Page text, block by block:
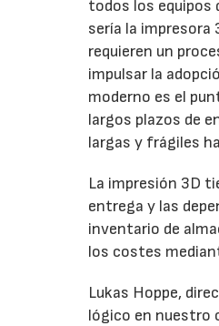
todos los equipos
sería la impresora
requieren un
impulsar la
moderno es el
largos plazos de
largas y frágiles
La impresión 3D
entrega y las
inventario de
los costes
Lukas Hoppe,
lógico en nuestro